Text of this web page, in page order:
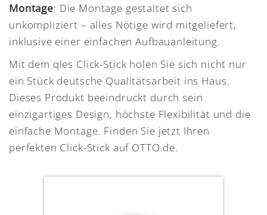
Montage: Die Montage gestaltet sich
unkompliziert – alles Nötige wird mitgeliefert,
inklusive einer einfachen Aufbauanleitung.
Mit dem qles Click-Stick holen Sie sich nicht nur
ein Stück deutsche Qualitätsarbeit ins Haus.
Dieses Produkt beeindruckt durch sein
einzigartiges Design, höchste Flexibilität und die
einfache Montage. Finden Sie jetzt Ihren
perfekten Click-Stick auf OTTO.de.